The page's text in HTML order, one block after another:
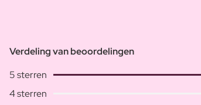
Verdeling van beoordelingen
5 sterren
4 sterren